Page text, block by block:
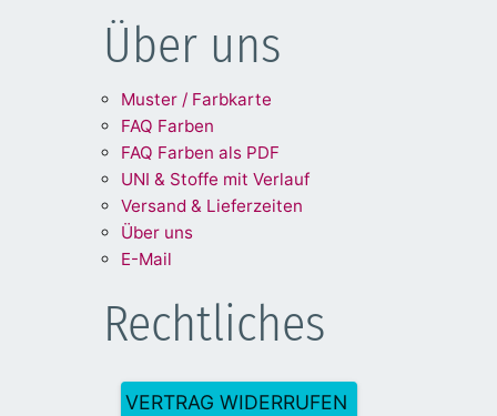
Über uns
Muster / Farbkarte
FAQ Farben
FAQ Farben als PDF
UNI & Stoffe mit Verlauf
Versand & Lieferzeiten
Über uns
E-Mail
Rechtliches
VERTRAG WIDERRUFEN